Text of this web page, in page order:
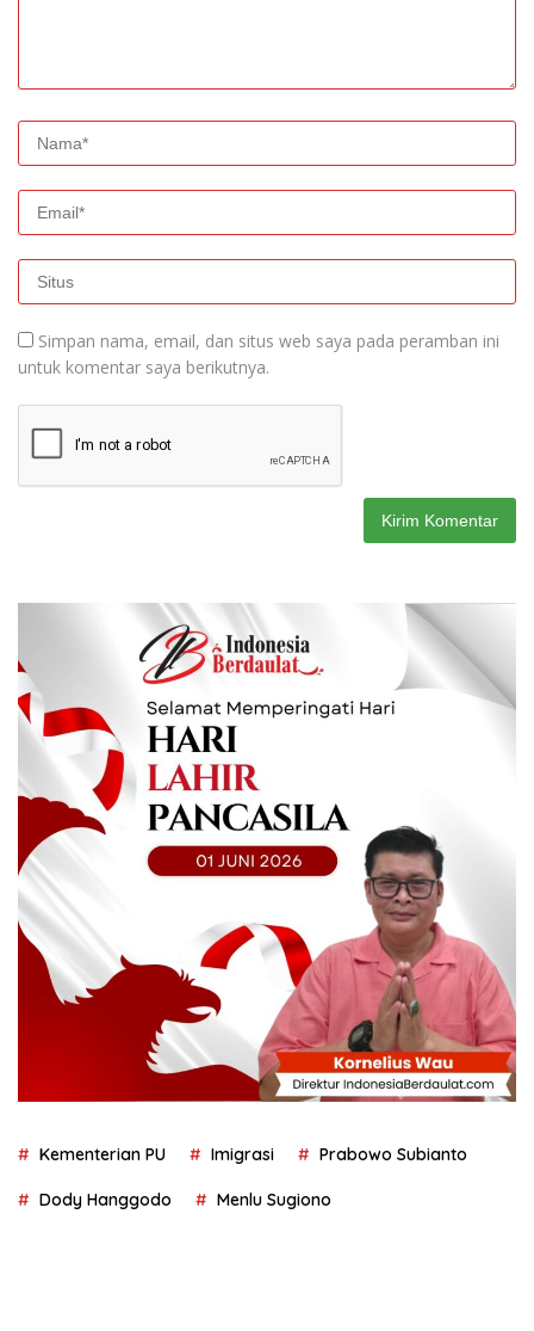
Simpan nama, email, dan situs web saya pada peramban ini
untuk komentar saya berikutnya.
Kementerian PU Imigrasi Prabowo Subianto
Dody Hanggodo Menlu Sugiono